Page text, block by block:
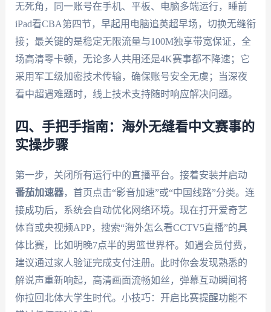
无死角，同一账号在手机、平板、电脑多端运行，睡前
iPad看CBA第四节，早起用电脑追英超早场，切换无缝衔
接；最关键的是稳定无限流量与100M独享带宽保证，全
场高清零卡顿，无论多人共用还是4K赛事都不降速；它
采用军工级加密技术传输，确保账号安全无虞；当深夜
看中超遇难题时，线上技术支持随时响应解决问题。
四、手把手指南：海外无缝看中文赛事的
实操步骤
第一步，关闭所有运行中的直播平台。接着安装并启动
番茄加速器，首页点击“影音加速”或“中国线路”分类。连
接成功后，系统会自动优化网络环境。现在打开爱奇艺
体育或央视频APP，搜索“海外怎么看CCTV5直播”的具
体比赛，比如明晚7点半的男篮世界杯。如遇会员付费，
建议通过家人验证完成支付注册。此时你会发现熟悉的
解说声重新响起，高清画面流畅如丝，弹幕互动瞬间将
你拉回北体大学生时代。小技巧：开启比赛提醒功能不